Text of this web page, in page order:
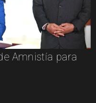
Amnistía para